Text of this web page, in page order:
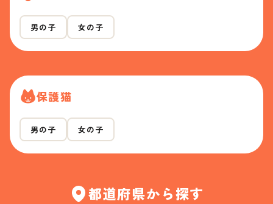
男の子 女の子
保護猫
男の子 女の子
都道府県から探す